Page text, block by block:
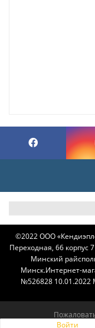
Войти
©2022 ОOO
Переходная, 66 корпус
Минский
Минск.Интернет-
№526828